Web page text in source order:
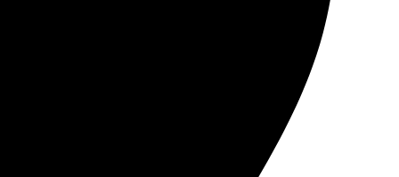
ювелирная, учли все пожелания по